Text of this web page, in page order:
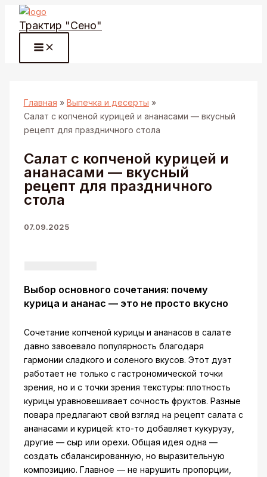
Перейти
Трактир "Сено"
Главная
Выпечка и десерты
Салат с копченой курицей и ананасами — вкусный
рецепт для праздничного стола
Салат с копченой курицей и
ананасами — вкусный
рецепт для праздничного
стола
07.09.2025
Выбор основного сочетания: почему
курица и ананас — это не просто вкусно
Сочетание копченой курицы и ананасов в салате
давно завоевало популярность благодаря
гармонии сладкого и соленого вкусов. Этот дуэт
работает не только с гастрономической точки
зрения, но и с точки зрения текстуры: плотность
курицы уравновешивает сочность фруктов. Разные
повара предлагают свой взгляд на рецепт салата с
ананасами и курицей: кто-то добавляет кукурузу,
другие — сыр или орехи. Общая идея одна —
создать сбалансированную, но выразительную
композицию. Главное — не нарушить пропорции,